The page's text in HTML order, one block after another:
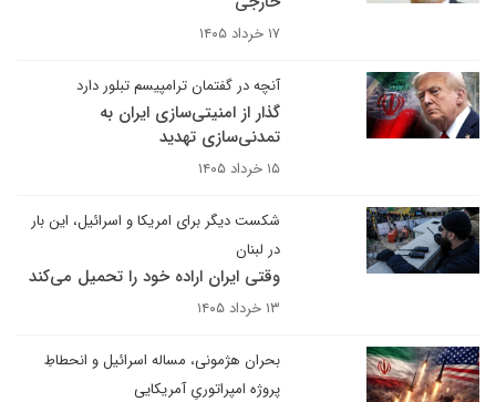
۱۷ خرداد ۱۴۰۵
آنچه در گفتمان ترامپیسم تبلور دارد
گذار از امنیتی‌سازی ایران به
تمدنی‌سازی تهدید
۱۵ خرداد ۱۴۰۵
شکست دیگر برای امریکا و اسرائیل، این بار
در لبنان
وقتی ایران اراده خود را تحمیل می‌کند
۱۳ خرداد ۱۴۰۵
بحران هژمونی، مساله اسرائیل و انحطاطِ
پروژه امپراتوریِ آمریکایی